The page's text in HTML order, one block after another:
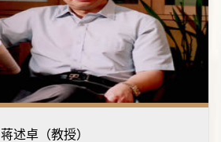
蒋述卓（教授）